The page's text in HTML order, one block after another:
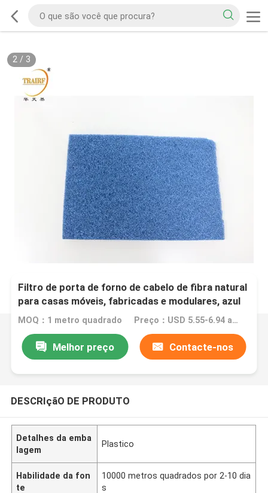
2/ 3
Filtro de porta de forno de cabelo de fibra natural
para casas móveis, fabricadas e modulares, azul
MOQ：1 metro quadrado Preço：USD 5.55-6.94 a roll
Melhor preço Contacte-nos
DESCRIçãO DE PRODUTO
Detalhes da emba
lagem
Plastico
Habilidade da fon
te
10000 metros quadrados por 2-10 dia
s